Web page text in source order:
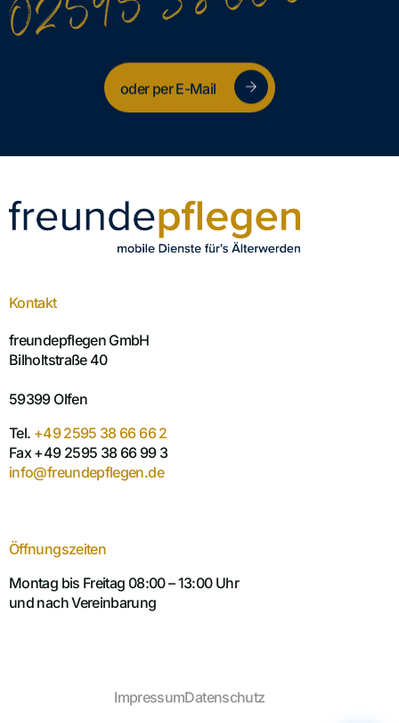
oder per E-Mail
Kontakt
freundepflegen GmbH
Bilholtstraße 40
59399 Olfen
Tel. +49 2595 38 66 66 2
Fax +49 2595 38 66 99 3
info@freundepflegen.de
Öffnungszeiten
Montag bis Freitag 08:00 – 13:00 Uhr
und nach Vereinbarung
ImpressumDatenschutz